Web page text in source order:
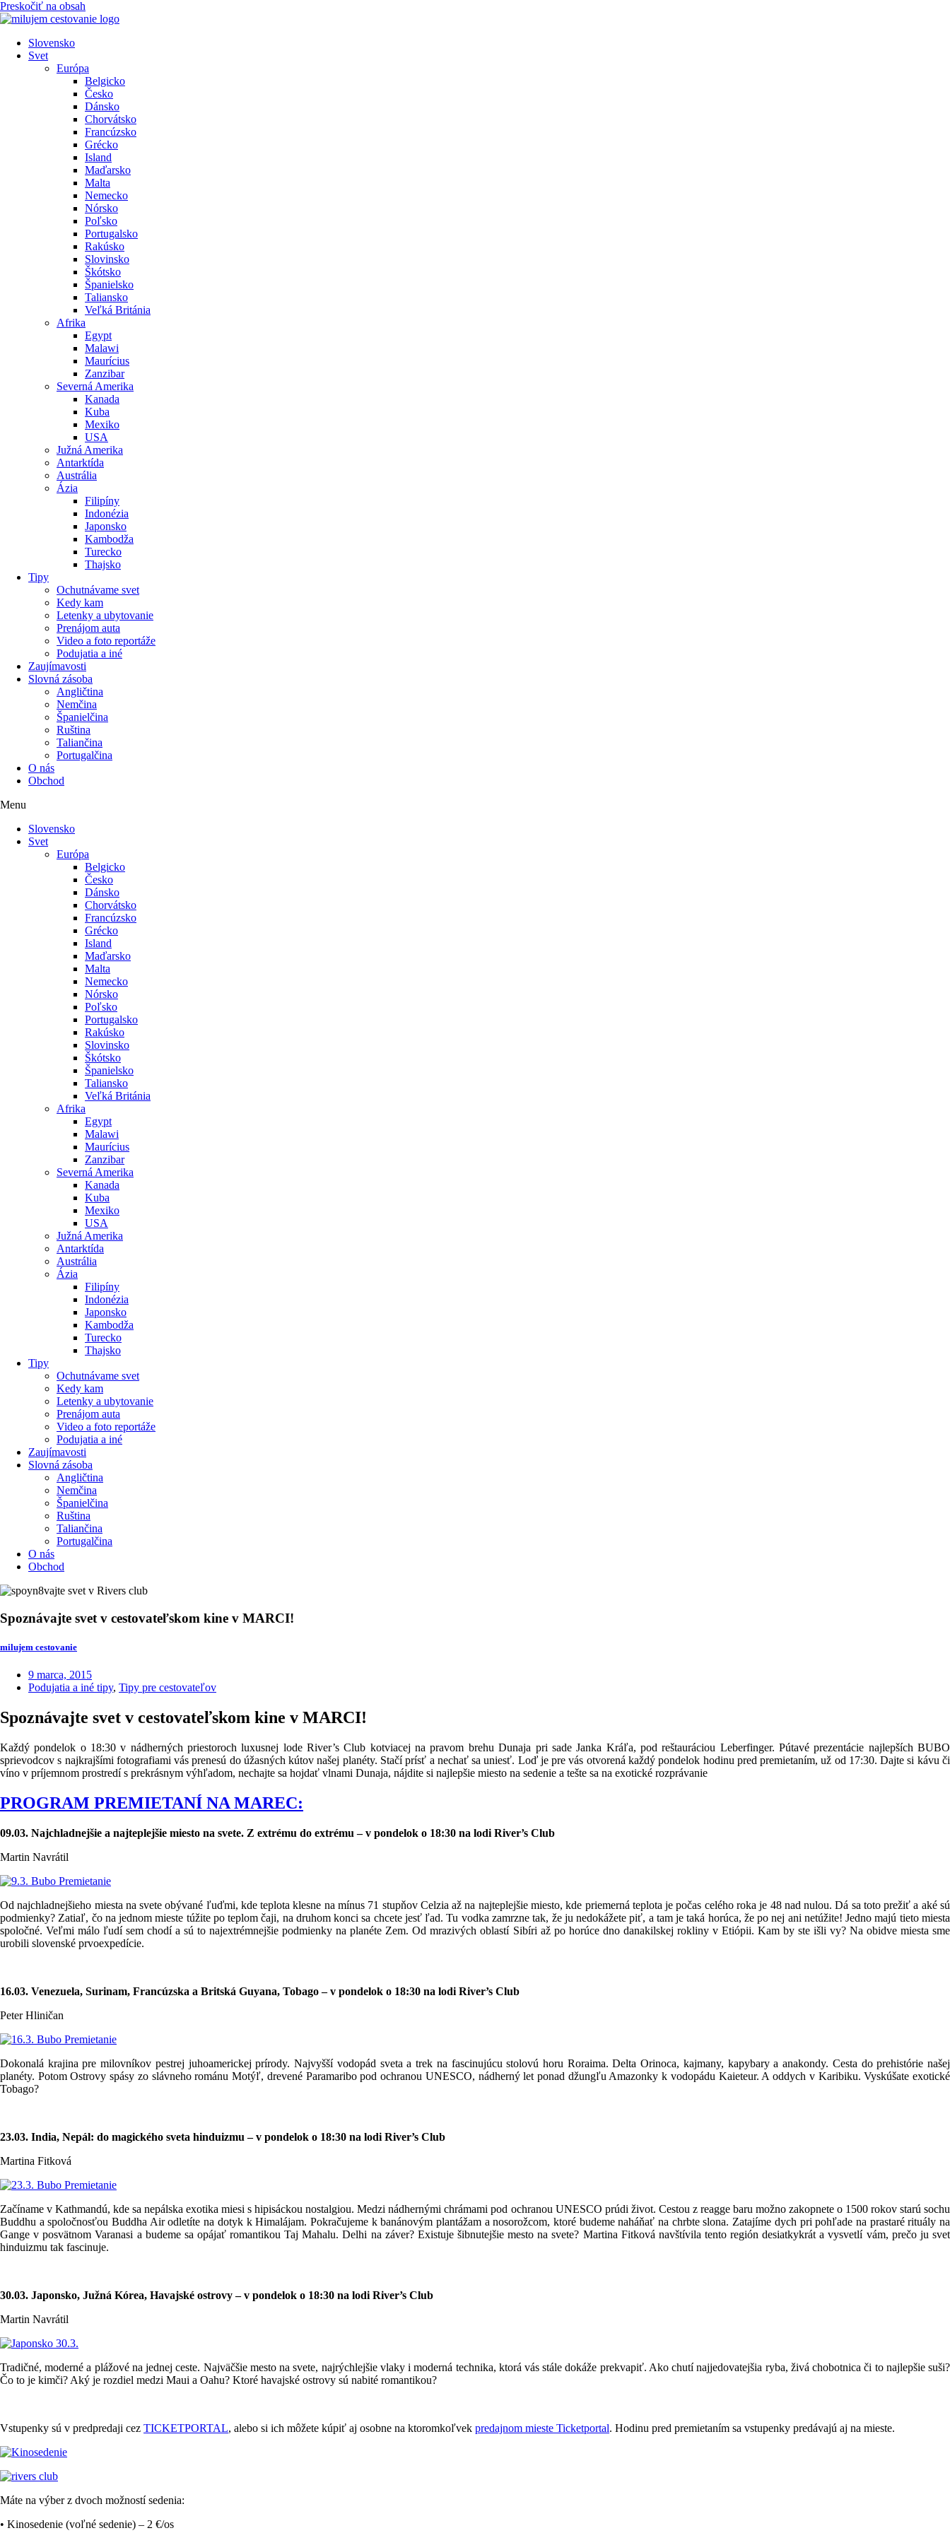
Preskočiť na obsah
Slovensko
Svet
Európa
Belgicko
Česko
Dánsko
Chorvátsko
Francúzsko
Grécko
Island
Maďarsko
Malta
Nemecko
Nórsko
Poľsko
Portugalsko
Rakúsko
Slovinsko
Škótsko
Španielsko
Taliansko
Veľká Británia
Afrika
Egypt
Malawi
Maurícius
Zanzibar
Severná Amerika
Kanada
Kuba
Mexiko
USA
Južná Amerika
Antarktída
Austrália
Ázia
Filipíny
Indonézia
Japonsko
Kambodža
Turecko
Thajsko
Tipy
Ochutnávame svet
Kedy kam
Letenky a ubytovanie
Prenájom auta
Video a foto reportáže
Podujatia a iné
Zaujímavosti
Slovná zásoba
Angličtina
Nemčina
Španielčina
Ruština
Taliančina
Portugalčina
O nás
Obchod
Menu
Slovensko
Svet
Európa
Belgicko
Česko
Dánsko
Chorvátsko
Francúzsko
Grécko
Island
Maďarsko
Malta
Nemecko
Nórsko
Poľsko
Portugalsko
Rakúsko
Slovinsko
Škótsko
Španielsko
Taliansko
Veľká Británia
Afrika
Egypt
Malawi
Maurícius
Zanzibar
Severná Amerika
Kanada
Kuba
Mexiko
USA
Južná Amerika
Antarktída
Austrália
Ázia
Filipíny
Indonézia
Japonsko
Kambodža
Turecko
Thajsko
Tipy
Ochutnávame svet
Kedy kam
Letenky a ubytovanie
Prenájom auta
Video a foto reportáže
Podujatia a iné
Zaujímavosti
Slovná zásoba
Angličtina
Nemčina
Španielčina
Ruština
Taliančina
Portugalčina
O nás
Obchod
Spoznávajte svet v cestovateľskom kine v MARCI!
milujem cestovanie
9 marca, 2015
Podujatia a iné tipy, Tipy pre cestovateľov
Spoznávajte svet v cestovateľskom kine v MARCI!
Každý pondelok o 18:30 v nádherných priestoroch luxusnej lode River’s Club kotviacej na pravom brehu Dunaja pri sade Janka Kráľa, pod reštauráciou Leberfinger. Pútavé prezentácie najlepších BUBO
sprievodcov s najkrajšími fotografiami vás prenesú do úžasných kútov našej planéty. Stačí prísť a nechať sa uniesť. Loď je pre vás otvorená každý pondelok hodinu pred premietaním, už od 17:30. Dajte si kávu či
víno v príjemnom prostredí s prekrásnym výhľadom, nechajte sa hojdať vlnami Dunaja, nájdite si najlepšie miesto na sedenie a tešte sa na exotické rozprávanie
PROGRAM PREMIETANÍ NA MAREC:
09.03. Najchladnejšie a najteplejšie miesto na svete. Z extrému do extrému – v pondelok o 18:30 na lodi River’s Club
Martin Navrátil
Od najchladnejšieho miesta na svete obývané ľuďmi, kde teplota klesne na mínus 71 stupňov Celzia až na najteplejšie miesto, kde priemerná teplota je počas celého roka je 48 nad nulou. Dá sa toto prežiť a aké sú
podmienky? Zatiaľ, čo na jednom mieste túžite po teplom čaji, na druhom konci sa chcete jesť ľad. Tu vodka zamrzne tak, že ju nedokážete piť, a tam je taká horúca, že po nej ani netúžite! Jedno majú tieto miesta
spoločné. Veľmi málo ľudí sem chodí a sú to najextrémnejšie podmienky na planéte Zem. Od mrazivých oblastí Sibíri až po horúce dno danakilskej rokliny v Etiópii. Kam by ste išli vy? Na obidve miesta sme
urobili slovenské prvoexpedície.
16.03. Venezuela, Surinam, Francúzska a Britská Guyana, Tobago – v pondelok o 18:30 na lodi River’s Club
Peter Hliničan
Dokonalá krajina pre milovníkov pestrej juhoamerickej prírody. Najvyšší vodopád sveta a trek na fascinujúcu stolovú horu Roraima. Delta Orinoca, kajmany, kapybary a anakondy. Cesta do prehistórie našej
planéty. Potom Ostrovy spásy zo slávneho románu Motýľ, drevené Paramaribo pod ochranou UNESCO, nádherný let ponad džungľu Amazonky k vodopádu Kaieteur. A oddych v Karibiku. Vyskúšate exotické
Tobago?
23.03. India, Nepál: do magického sveta hinduizmu – v pondelok o 18:30 na lodi River’s Club
Martina Fitková
Začíname v Kathmandú, kde sa nepálska exotika miesi s hipisáckou nostalgiou. Medzi nádhernými chrámami pod ochranou UNESCO prúdi život. Cestou z reagge baru možno zakopnete o 1500 rokov starú sochu
Buddhu a spoločnosťou Buddha Air odletíte na dotyk k Himalájam. Pokračujeme k banánovým plantážam a nosorožcom, ktoré budeme naháňať na chrbte slona. Zatajíme dych pri pohľade na prastaré rituály na
Gange v posvätnom Varanasi a budeme sa opájať romantikou Taj Mahalu. Delhi na záver? Existuje šibnutejšie mesto na svete? Martina Fitková navštívila tento región desiatkykrát a vysvetlí vám, prečo ju svet
hinduizmu tak fascinuje.
30.03. Japonsko, Južná Kórea, Havajské ostrovy – v pondelok o 18:30 na lodi River’s Club
Martin Navrátil
Tradičné, moderné a plážové na jednej ceste. Najväčšie mesto na svete, najrýchlejšie vlaky i moderná technika, ktorá vás stále dokáže prekvapiť. Ako chutí najjedovatejšia ryba, živá chobotnica či to najlepšie suši?
Čo to je kimči? Aký je rozdiel medzi Maui a Oahu? Ktoré havajské ostrovy sú nabité romantikou?
Vstupenky sú v predpredaji cez TICKETPORTAL, alebo si ich môžete kúpiť aj osobne na ktoromkoľvek predajnom mieste Ticketportal. Hodinu pred premietaním sa vstupenky predávajú aj na mieste.
Máte na výber z dvoch možností sedenia:
• Kinosedenie (voľné sedenie) – 2 €/os